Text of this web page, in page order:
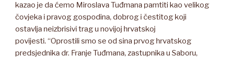
kazao je da ćemo Miroslava Tuđmana pamtiti kao velikog
čovjeka i pravog gospodina, dobrog i čestitog koji
ostavlja neizbrisivi trag u novijoj hrvatskoj
povijesti. “Oprostili smo se od sina prvog hrvatskog
predsjednika dr. Franje Tuđmana, zastupnika u Saboru,